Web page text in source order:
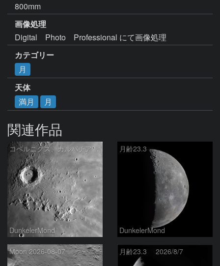
800mm
画像処理
Digital　Photo　Professional にて画像処理
カテゴリー
月
天体
満月
月
関連作品
コペルニクス、カルパチア山脈付近
DunkelerMond
月齢23.3
DunkelerMond
Moon 2026-08-07 月齢23.3 2026/8/7